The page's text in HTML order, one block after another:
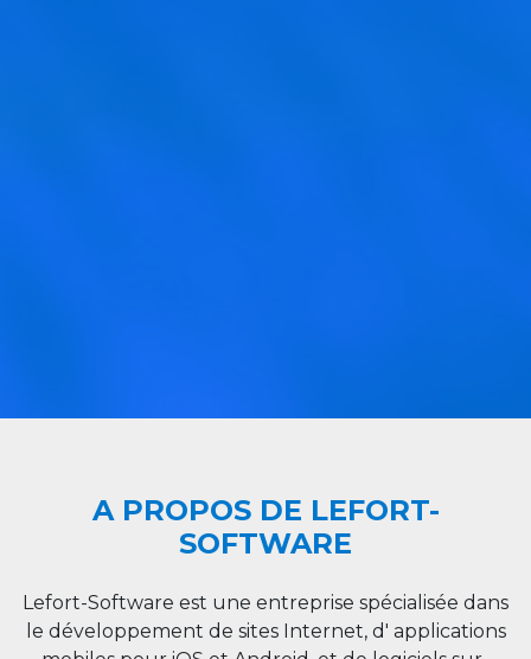
A PROPOS DE LEFORT-
SOFTWARE
Lefort-Software est une entreprise spécialisée dans
le développement de sites Internet, d' applications